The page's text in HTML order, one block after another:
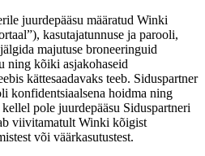
juurdepääsu määratud Winki
kasutajatunnuse ja parooli,
majutuse broneeringuid
ning kõiki asjakohaseid
kättesaadavaks teeb. Siduspartner
konfidentsiaalsena hoidma ning
pole juurdepääsu Siduspartneri
viivitamatult Winki kõigist
või väärkasutustest.